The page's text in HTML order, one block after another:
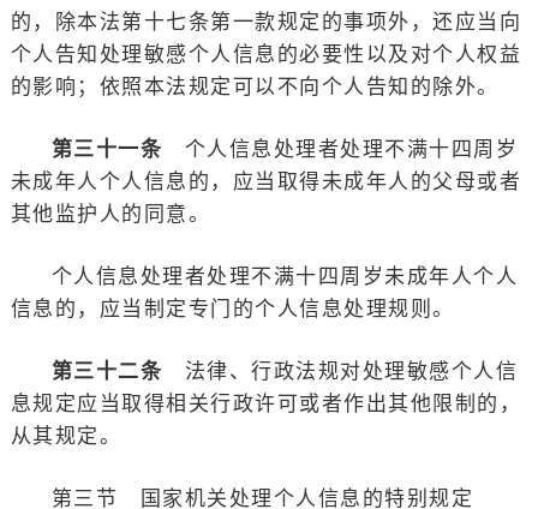
的，除本法第十七条第一款规定的事项外，还应当向
个人告知处理敏感个人信息的必要性以及对个人权益
的影响；依照本法规定可以不向个人告知的除外。
第三十一条 个人信息处理者处理不满十四周岁
未成年人个人信息的，应当取得未成年人的父母或者
其他监护人的同意。
个人信息处理者处理不满十四周岁未成年人个人
信息的，应当制定专门的个人信息处理规则。
第三十二条 法律、行政法规对处理敏感个人信
息规定应当取得相关行政许可或者作出其他限制的，
从其规定。
第三节 国家机关处理个人信息的特别规定